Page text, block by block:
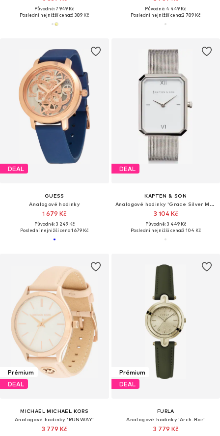
Původně: 7 949 Kč
Poslední nejnižší cena:6 389 Kč
Původně: 4 449 Kč
Poslední nejnižší cena:2 789 Kč
DEAL
GUESS
Analogové hodinky
1 679 Kč
Původně: 3 249 Kč
Poslední nejnižší cena:1 679 Kč
DEAL
KAPTEN & SON
Analogové hodinky 'Grace Silver Mesh'
3 104 Kč
Původně: 3 449 Kč
Poslední nejnižší cena:3 104 Kč
Prémium
DEAL
MICHAEL MICHAEL KORS
Analogové hodinky 'RUNWAY'
3 779 Kč
Prémium
DEAL
FURLA
Analogové hodinky 'Arch-Bar'
3 779 Kč